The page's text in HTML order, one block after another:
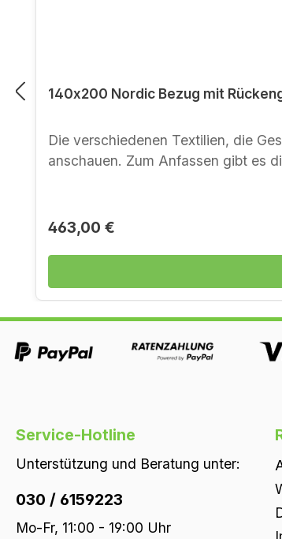
140x200 Nordic Bezug mit
Die verschiedenen Textilien, die Gestaltungsform des Bezugs
Regulärer Preis:
463,00 €
Service-Hotline
Unterstützung und Beratung unter:
030 / 6159223
Mo-Fr, 11:00 - 19:00 Uhr